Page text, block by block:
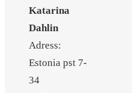
Katarina
Dahlin
Adress:
Estonia pst 7-
34